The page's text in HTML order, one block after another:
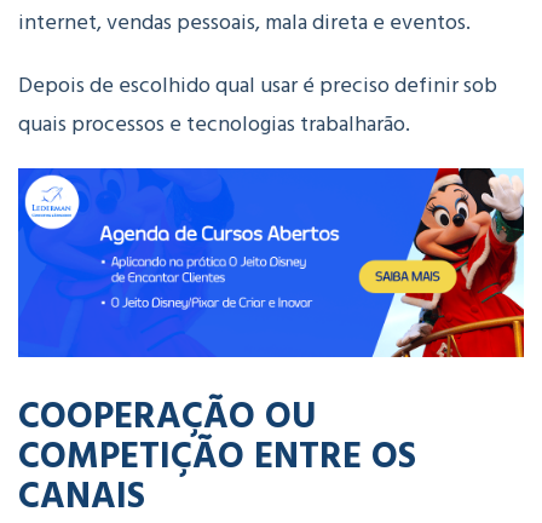
internet, vendas pessoais, mala direta e eventos.
Depois de escolhido qual usar é preciso definir sob
quais processos e tecnologias trabalharão.
COOPERAÇÃO OU
COMPETIÇÃO ENTRE OS
CANAIS